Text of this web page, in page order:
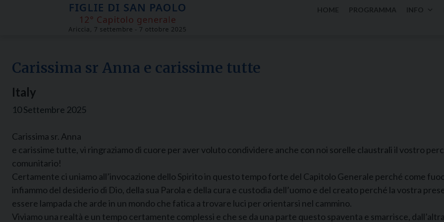
HOME PROGRAMMA INFO
Carissima sr Anna e carissime tutte
Italy
10 Settembre 2025
Carissima sr. Anna
e carissime tutte, vi ringraziamo di cuore per aver voluto condividere anche con noi sorelle claustrali il vostro
comunitario!
Certamente ci uniamo all’invocazione dello Spirito in questo tempo forte del Capitolo Generale perché come
infiammo del desiderio di Dio, della sua Parola e della cura e custodia dell’uomo e del creato perché la vostra
essere lampada che arde in un mondo che fatica a trovare luci per orientarsi nel cammino.
Viviamo una realtà e un tempo certamente complessi e che se da una parte questo spaventa e smarrisce,